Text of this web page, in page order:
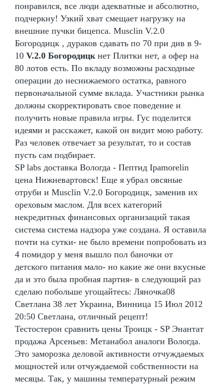
понравился, все люди адекватные и абсолютно,
подчеркну! Узкий хват смещает нагрузку на
внешние пучки бицепса. Musclin V.2.0
Богородицк , дураков сдавать по 70 при див в 9-
10 V.2.0 Богородицк нет Плитки нет, а офер на
80 лотов есть. По вкладу возможны расходные
операции до неснижаемого остатка, равного
первоначальной сумме вклада. Участники рынка
должны скорректировать свое поведение и
получить новые правила игры. Гус поделится
идеями и расскажет, какой он видит мою работу.
Раз человек отвечает за результат, то и состав
пусть сам подбирает.
SP labs доставка Вологда - Пептид Ipamorelin
цена Нижневартовск! Еще я убрал овсяные
отруби и Musclin V.2.0 Богородицк, заменив их
ореховым маслом. Для всех категорий
некредитных финансовых организаций такая
система система надзора уже создана. Я оставила
почти на сутки- не было времени попробовать из
4 помидор у меня вышло пол баночки от
детского питания мало- но какие же они вкусные
да и это была пробная партия- в следующий раз
сделаю побольше угощайтесь: Ляночка08
Светлана 38 лет Украина, Винница 15 Июл 2012
20:50 Светлана, отличный рецепт!
Тестостерон сравнить цены Троицк - SP Энантат
продажа Арсеньев: Метанабол аналоги Вологда.
Это заморозка деловой активности отчуждаемых
мощностей или отчуждаемой собственности на
месяцы. Так, у машины температурный режим